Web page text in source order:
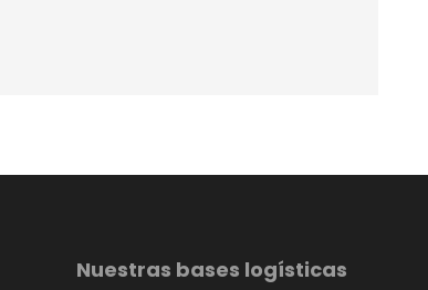
Nuestras bases logísticas